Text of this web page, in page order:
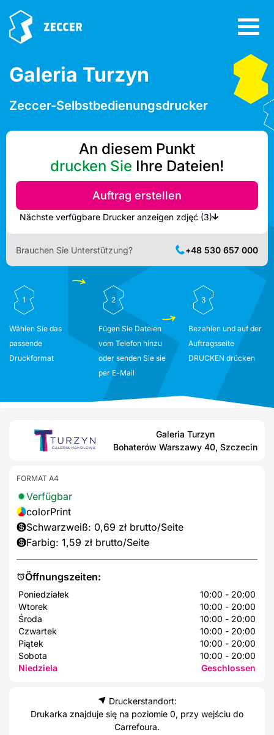
Galeria Turzyn
Zeccer-Selbstbedienungsdrucker
An diesem Punkt
drucken Sie Ihre Dateien!
Auftrag erstellen
Nächste verfügbare Drucker anzeigen zdjęć (3)
Brauchen Sie Unterstützung? +48 530 657 000
1
Wählen Sie das
passende
Druckformat
2
Fügen Sie Dateien
vom Telefon hinzu
oder senden Sie sie
per E-Mail
3
Bezahlen und auf der
Auftragsseite
DRUCKEN drücken
Galeria Turzyn
Bohaterów Warszawy 40, Szczecin
Öffnungszeiten:
Poniedziałek
10:00 - 20:00
Wtorek
10:00 - 20:00
Środa
10:00 - 20:00
Czwartek
10:00 - 20:00
Piątek
10:00 - 20:00
Sobota
10:00 - 20:00
Niedziela
Geschlossen
FORMAT A4
Verfügbar
colorPrint
Schwarzweiß: 0,69 zł brutto/Seite
Farbig: 1,59 zł brutto/Seite
Druckerstandort:
Drukarka znajduje się na poziomie 0, przy wejściu do
Carrefoura.